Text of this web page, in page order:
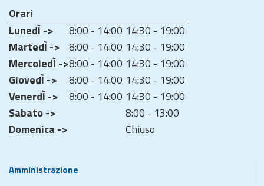
Orari
LunedÌ ->
8:00 - 14:00 14:30 - 19:00
MartedÌ -> 8:00 - 14:00 14:30 - 19:00
MercoledÌ ->8:00 - 14:00 14:30 - 19:00
GiovedÌ ->
8:00 - 14:00 14:30 - 19:00
VenerdÌ ->
8:00 - 14:00 14:30 - 19:00
Sabato ->
8:00 - 13:00
Domenica ->
Chiuso
Amministrazione